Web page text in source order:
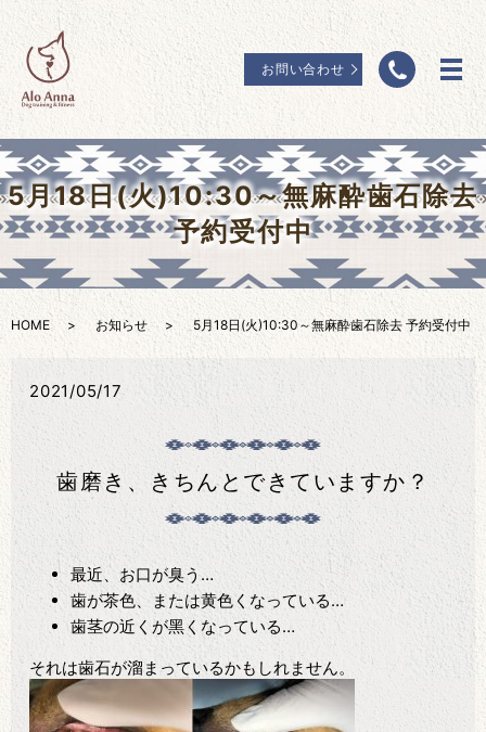
お問い合わせ
5月18日(火)10:30～無麻酔歯石除去
予約受付中
HOME お知らせ 5月18日(火)10:30～無麻酔歯石除去 予約受付中
2021/05/17
⻭磨き、きちんとできていますか？
最近、お口が臭う…
⻭が茶色、または⻩色くなっている…
⻭茎の近くが黑くなっている…
それは⻭石が溜まっているかもしれません。